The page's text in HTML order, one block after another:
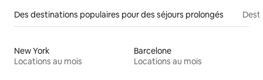
Des destinations populaires pour des séjours prolongés
New York
Locations au mois
Barcelone
Locations au mois